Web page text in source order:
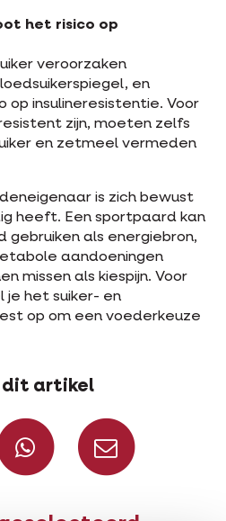
het risico op
veroorzaken
en
op insulineresistentie. Voor
zijn, moeten zelfs
en zetmeel vermeden
is zich bewust
heeft. Een sportpaard kan
gebruiken als energiebron,
aandoeningen
missen als kiespijn. Voor
het suiker- en
op om een voederkeuze
dit artikel
op Facebook
Deel via